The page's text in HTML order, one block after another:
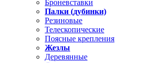
Броневставки
Палки (дубинки)
Резиновые
Телескопические
Поясные крепления
Жезлы
Деревянные